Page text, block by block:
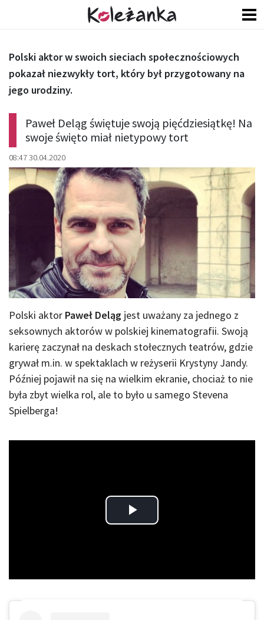
Paweł Deląg świętuje swoją pięćdziesiątkę! Na
swoje święto miał nietypowy tort
08:47 30.04.2020
Polski aktor w swoich sieciach społecznościowych
pokazał niezwykły tort, który był przygotowany na
jego urodziny.
Polski aktor Paweł Deląg jest uważany za jednego z
seksownych aktorów w polskiej kinematografii. Swoją
karierę zaczynał na deskach stołecznych teatrów, gdzie
grywał m.in. w spektaklach w reżyserii Krystyny Jandy.
Później pojawił na się na wielkim ekranie, chociaż to nie
była zbyt wielka rol, ale to było u samego Stevena
Spielberga!
Play